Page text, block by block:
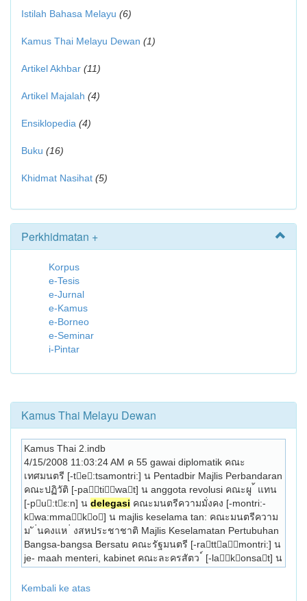
Istilah Bahasa Melayu (6)
Kamus Thai Melayu Dewan (1)
Artikel Akhbar (11)
Artikel Majalah (4)
Ensiklopedia (4)
Buku (16)
Khidmat Nasihat (5)
Perkhidmatan +
Korpus
e-Tesis
e-Jurnal
e-Kamus
e-Borneo
e-Seminar
i-Pintar
Kamus Thai Melayu Dewan
Kamus Thai 2.indb
4/15/2008 11:03:24 AM ค 55 gawai diplomatik คณะ
เทศมนตรี [-te:tsamontri:] น Pentadbir Majlis Perbandaran
คณะปฏิวัติ [-patiwat] น anggota revolusi คณะผู ้ แทน
[-pu:tε:n] น delegasi คณะมนตรีความมั่งคง [-montri:-
kwa:mmako] น majlis keselama­ tan: คณะมนตรีความ
ม ั ่นคงแห ่ งสหประชาชาติ Majlis Keselamatan Pertubuhan
Bangsa-bangsa Bersatu คณะรัฐมนตรี [-rattamontri:] น
Kembali ke atas